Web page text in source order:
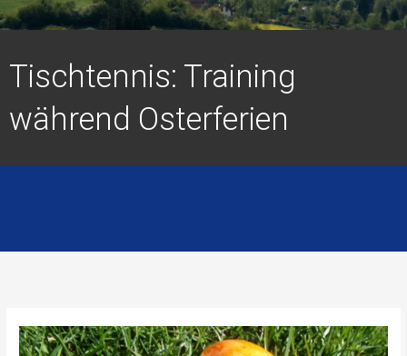
Tischtennis: Training
während Osterferien